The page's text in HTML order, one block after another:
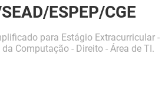
Municipal
ESPEP/CGE
para Estágio Extracurricular -
Computação - Direito - Área de TI.